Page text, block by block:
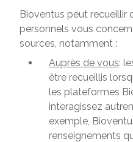
Bioventus peut recueillir
personnels vous
sources, notamment :
Auprès de vous:
être recueillis
les plateformes
interagissez
exemple,
renseignements